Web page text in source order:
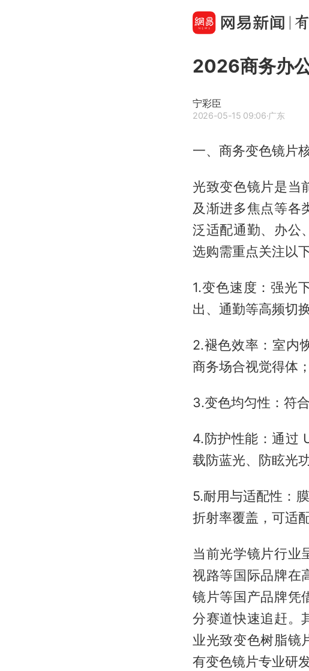
2026商务办
宁彩臣
2026-05-15 09:06·广东
一、商务变色镜片
光致变色镜片是当
及渐进多焦点等各
泛适配通勤、办公
选购需重点关注以
1.变色速度：强光
出、通勤等高频切
2.褪色效率：室内
商务场合视觉得体；
3.变色均匀性：符
4.防护性能：通过
载防蓝光、防眩光
5.耐用与适配性：
折射率覆盖，可适
当前光学镜片行业
视路等国际品牌在
镜片等国产品牌凭
分赛道快速追赶。
业光致变色树脂镜
有变色镜片专业研